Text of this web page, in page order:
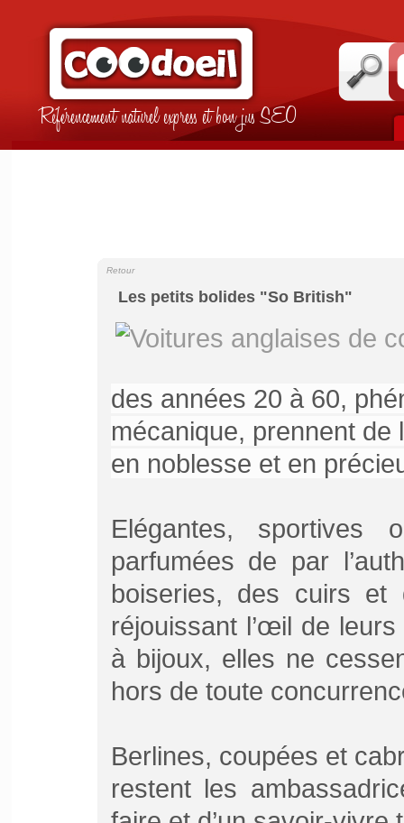
Référencement naturel express et bon jus SEO
Les petits bolides "So British"
Retour
des années 20 à 60,
mécanique, prennent de
en noblesse et en
Elégantes, sportives
parfumées de par
boiseries, des cuirs et
réjouissant l’œil de
à bijoux, elles ne
hors de toute
Berlines, coupées et
restent les